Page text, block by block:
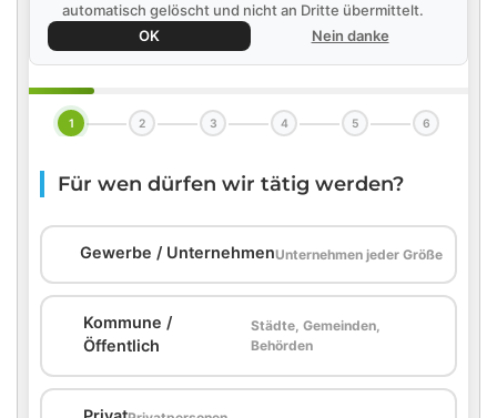
automatisch gelöscht und nicht an Dritte übermittelt.
OK
Nein danke
1 2 3 4 5 6
Für wen dürfen wir tätig werden?
Gewerbe / UnternehmenUnternehmen jeder Größe
Kommune /
Öffentlich
Städte, Gemeinden,
Behörden